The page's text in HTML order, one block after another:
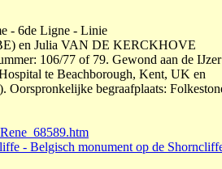
- 6de Ligne - Linie
en Julia VAN DE KERCKHOVE
106/77 of 79. Gewond aan de IJzer
te Beachborough, Kent, UK en
Oorspronkelijke begraafplaats:
- Belgisch monument op de